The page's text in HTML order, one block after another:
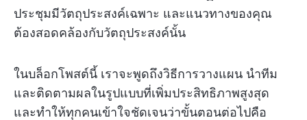
ประชุมมีวัตถุประสงค์เฉพาะ และแนวทางของคุณ
ต้องสอดคล้องกับวัตถุประสงค์นั้น
ในบล็อกโพสต์นี้ เราจะพูดถึงวิธีการวางแผน นำทีม
และติดตามผลในรูปแบบที่เพิ่มประสิทธิภาพสูงสุด
และทำให้ทุกคนเข้าใจชัดเจนว่าขั้นตอนต่อไปคือ